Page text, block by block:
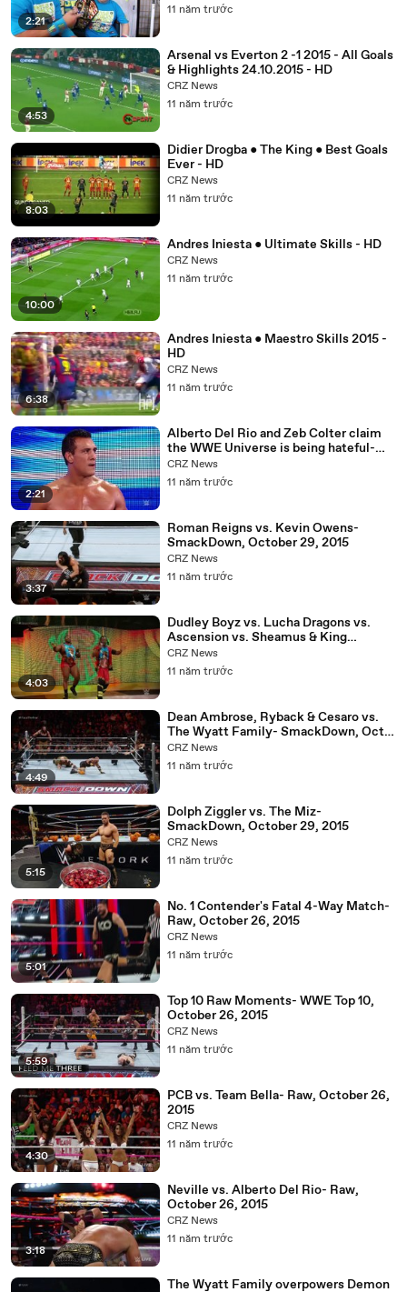
2:21
11 năm trước
4:53
Arsenal vs Everton 2 -1 2015 - All Goals
& Highlights 24.10.2015 - HD
CRZ News
11 năm trước
8:03
Didier Drogba ● The King ● Best Goals
Ever - HD
CRZ News
11 năm trước
10:00
Andres Iniesta ● Ultimate Skills - HD
CRZ News
11 năm trước
6:38
Andres Iniesta ● Maestro Skills 2015 -
HD
CRZ News
11 năm trước
2:21
Alberto Del Rio and Zeb Colter claim
the WWE Universe is being hateful-
SmackDown, Nov. 5, 2015
CRZ News
11 năm trước
3:37
Roman Reigns vs. Kevin Owens-
SmackDown, October 29, 2015
CRZ News
11 năm trước
4:03
Dudley Boyz vs. Lucha Dragons vs.
Ascension vs. Sheamus & King
Barrett- SmackDown, Oct. 29, 2015
CRZ News
11 năm trước
4:49
Dean Ambrose, Ryback & Cesaro vs.
The Wyatt Family- SmackDown, Oct.
29, 2015
CRZ News
11 năm trước
5:15
Dolph Ziggler vs. The Miz-
SmackDown, October 29, 2015
CRZ News
11 năm trước
5:01
No. 1 Contender's Fatal 4-Way Match-
Raw, October 26, 2015
CRZ News
11 năm trước
5:59
Top 10 Raw Moments- WWE Top 10,
October 26, 2015
CRZ News
11 năm trước
4:30
PCB vs. Team Bella- Raw, October 26,
2015
CRZ News
11 năm trước
3:18
Neville vs. Alberto Del Rio- Raw,
October 26, 2015
CRZ News
11 năm trước
The Wyatt Family overpowers Demon